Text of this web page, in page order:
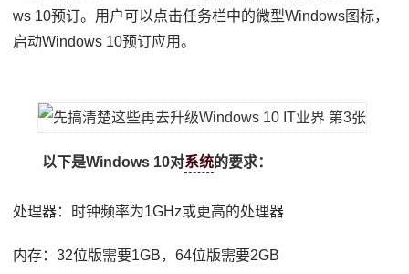
ws 10预订。用户可以点击任务栏中的微型Windows图标，
启动Windows 10预订应用。
以下是Windows 10对系统的要求：
处理器：时钟频率为1GHz或更高的处理器
内存：32位版需要1GB，64位版需要2GB